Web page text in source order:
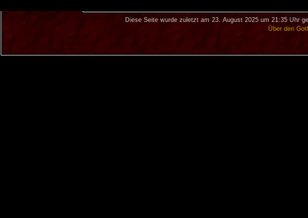
Diese Seite wurde zuletzt am 23. August 2025 um 21:35 Uhr
Über den